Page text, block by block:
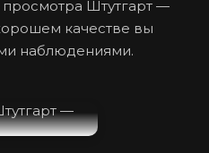
просмотра Штутгарт —
качестве вы
наблюдениями.